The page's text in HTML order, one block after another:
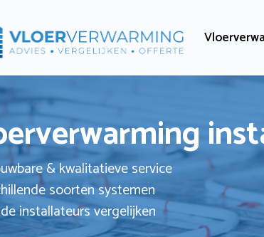
& kwalitatieve service
soorten systemen
installateurs vergelijken